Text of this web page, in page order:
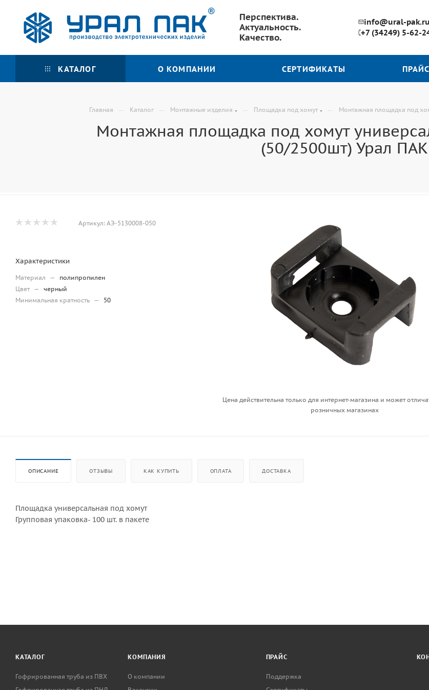
Перспектива.
Актуальность.
Качество.
info@ural-pak.ru
+7 (34249) 5-62-
КАТАЛОГ О КОМПАНИИ СЕРТИФИКАТЫ ПРАЙС
Главная — Каталог — Монтажные изделия — Площадка под хомут — Монтажная площадка под
Монтажная площадка под хомут
(50/2500шт) Урал ПАК
Цена действительна только для интернет-магазина и может
розничных магазинах
Артикул: АЭ-5130008-050
Характеристики
Материал —
полипропилен
Цвет — черный
Минимальная кратность — 50
ОПИСАНИЕ ОТЗЫВЫ КАК КУПИТЬ ОПЛАТА ДОСТАВКА
Площадка универсальная под хомут
Групповая упаковка- 100 шт. в пакете
КАТАЛОГ
Гофрированная труба из ПВХ
КОМПАНИЯ
О компании
ПРАЙС
Поддержка